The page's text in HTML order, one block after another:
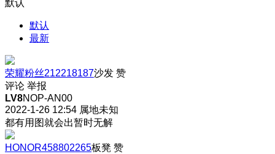
默认
默认
最新
荣耀粉丝212218187沙发 赞
评论 举报
LV8NOP-AN00
2022-1-26 12:54 属地未知
都有用图就会出暂时无解
HONOR458802265板凳 赞